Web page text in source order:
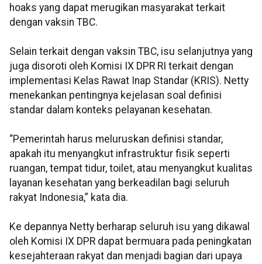
hoaks yang dapat merugikan masyarakat terkait
dengan vaksin TBC.
Selain terkait dengan vaksin TBC, isu selanjutnya yang
juga disoroti oleh Komisi IX DPR RI terkait dengan
implementasi Kelas Rawat Inap Standar (KRIS). Netty
menekankan pentingnya kejelasan soal definisi
standar dalam konteks pelayanan kesehatan.
“Pemerintah harus meluruskan definisi standar,
apakah itu menyangkut infrastruktur fisik seperti
ruangan, tempat tidur, toilet, atau menyangkut kualitas
layanan kesehatan yang berkeadilan bagi seluruh
rakyat Indonesia,” kata dia.
Ke depannya Netty berharap seluruh isu yang dikawal
oleh Komisi IX DPR dapat bermuara pada peningkatan
kesejahteraan rakyat dan menjadi bagian dari upaya